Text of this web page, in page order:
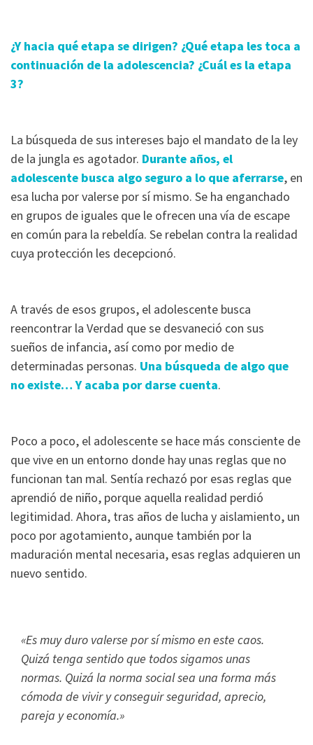
¿Y hacia qué etapa se dirigen? ¿Qué etapa les toca a
continuación de la adolescencia? ¿Cuál es la etapa
3?
La búsqueda de sus intereses bajo el mandato de la ley
de la jungla es agotador. Durante años, el
adolescente busca algo seguro a lo que aferrarse, en
esa lucha por valerse por sí mismo. Se ha enganchado
en grupos de iguales que le ofrecen una vía de escape
en común para la rebeldía. Se rebelan contra la realidad
cuya protección les decepcionó.
A través de esos grupos, el adolescente busca
reencontrar la Verdad que se desvaneció con sus
sueños de infancia, así como por medio de
determinadas personas. Una búsqueda de algo que
no existe… Y acaba por darse cuenta.
Poco a poco, el adolescente se hace más consciente de
que vive en un entorno donde hay unas reglas que no
funcionan tan mal. Sentía rechazó por esas reglas que
aprendió de niño, porque aquella realidad perdió
legitimidad. Ahora, tras años de lucha y aislamiento, un
poco por agotamiento, aunque también por la
maduración mental necesaria, esas reglas adquieren un
nuevo sentido.
«Es muy duro valerse por sí mismo en este caos.
Quizá tenga sentido que todos sigamos unas
normas. Quizá la norma social sea una forma más
cómoda de vivir y conseguir seguridad, aprecio,
pareja y economía.»